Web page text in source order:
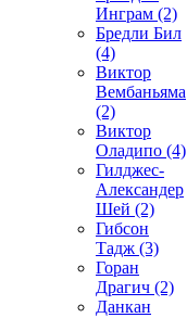
Инграм (2)
Бредли Бил
(4)
Виктор
Вембаньяма
(2)
Виктор
Оладипо (4)
Гилджес-
Александер
Шей (2)
Гибсон
Тадж (3)
Горан
Драгич (2)
Данкан